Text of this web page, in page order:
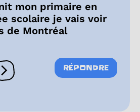
mon primaire en
scolaire je vais voir
de Montréal
Ouvrir les réactions
RÉPONDRE